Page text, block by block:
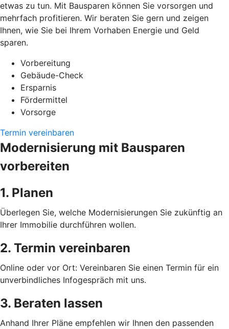
etwas zu tun. Mit Bausparen können Sie vorsorgen und
mehrfach profitieren. Wir beraten Sie gern und zeigen
Ihnen, wie Sie bei Ihrem Vorhaben Energie und Geld
sparen.
Vorbereitung
Gebäude-Check
Ersparnis
Fördermittel
Vorsorge
Termin vereinbaren
Modernisierung mit Bausparen
vorbereiten
1. Planen
Überlegen Sie, welche Modernisierungen Sie zukünftig an
Ihrer Immobilie durchführen wollen.
2. Termin vereinbaren
Online oder vor Ort: Vereinbaren Sie einen Termin für ein
unverbindliches Infogespräch mit uns.
3. Beraten lassen
Anhand Ihrer Pläne empfehlen wir Ihnen den passenden